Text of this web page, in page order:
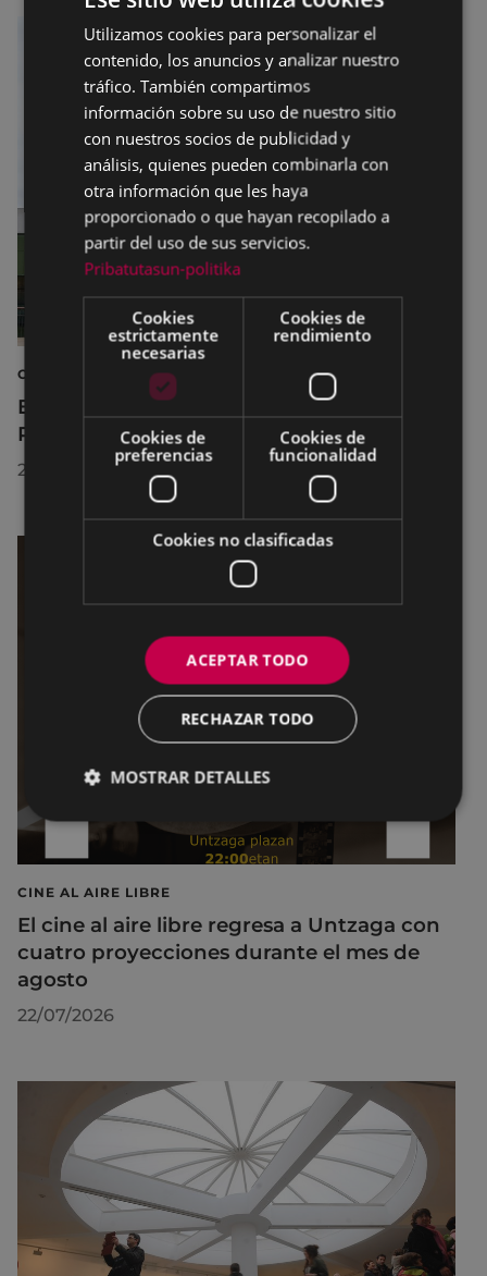
CULTURA
El Museo de la Industria Armera recibe el
Premio Delta Cultura a la Trayectoria 2026
23/07/2026
CINE AL AIRE LIBRE
El cine al aire libre regresa a Untzaga con
cuatro proyecciones durante el mes de
agosto
22/07/2026
BASQUE
SPANISH
Utilizamos cookies para personalizar el
contenido, los anuncios y analizar nuestro
tráfico. También compartimos
información sobre su uso de nuestro sitio
con nuestros socios de publicidad y
análisis, quienes pueden combinarla con
otra información que les haya
proporcionado o que hayan recopilado a
partir del uso de sus servicios.
Pribatutasun-politika
Cookies
estrictamente
necesarias
Cookies de
rendimiento
Cookies de
preferencias
Cookies de
funcionalidad
Cookies no clasificadas
ACEPTAR TODO
RECHAZAR TODO
MOSTRAR DETALLES